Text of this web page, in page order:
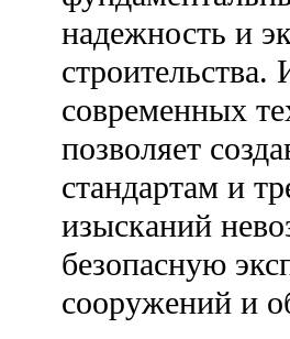
надежность и
современных
позволяет
стандартам и
изысканий
безопасную
сооружений и